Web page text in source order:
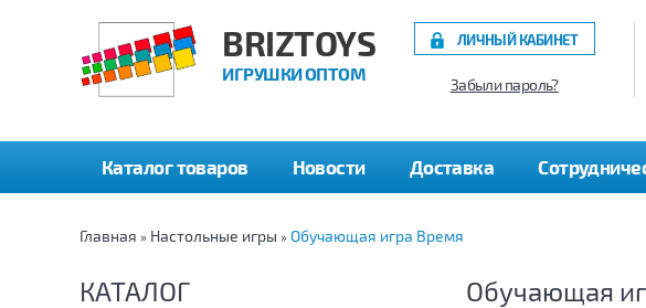
BRIZTOYS
ИГРУШКИ ОПТОМ
ЛИЧНЫЙ КАБИНЕТ
Забыли пароль?
Каталог товаров Новости Доставка
Главная » Настольные игры » Обучающая игра Время
КАТАЛОГ Обучающая